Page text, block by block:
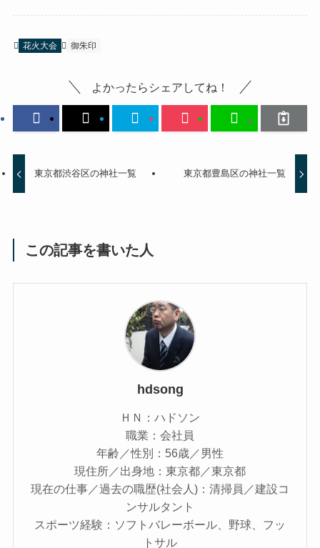
花火大会 御朱印
よかったらシェアしてね！
東京都渋谷区の神社一覧 東京都豊島区の神社一覧
この記事を書いた人
hdsong
ＨＮ：ハドソン
職業：会社員
年齢／性別：56歳／男性
現住所／出身地：東京都／東京都
現在の仕事／過去の職歴(社会人)：清掃員／建設コ
ンサルタント
スポーツ経験：ソフトバレーボール、野球、フッ
トサル